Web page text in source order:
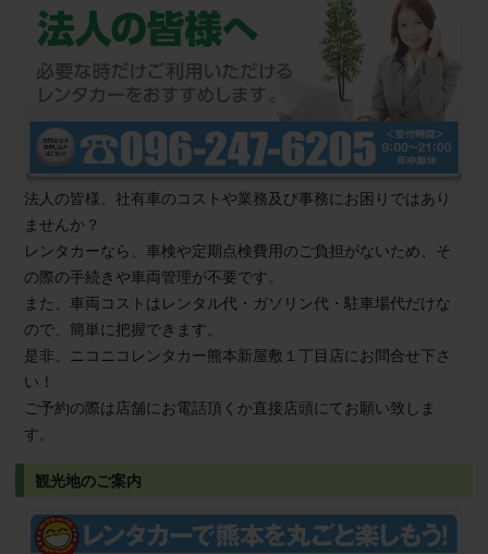
法人の皆様、社有車のコストや業務及び事務にお困りではあり
ませんか？
レンタカーなら、車検や定期点検費用のご負担がないため、そ
の際の手続きや車両管理が不要です。
また、車両コストはレンタル代・ガソリン代・駐車場代だけな
ので、簡単に把握できます。
是非、ニコニコレンタカー熊本新屋敷１丁目店にお問合せ下さ
い！
ご予約の際は店舗にお電話頂くか直接店頭にてお願い致しま
す。
観光地のご案内